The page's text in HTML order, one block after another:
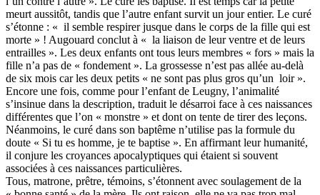
meurt aussitôt, tandis que l’autre enfant survit un jour entier. Le curé
s’étonne : « il semble respirer jusque dans le corps de la fille qui est
morte » ! Augouard conclut à « la liaison de leur ventre et de leurs
entrailles ». Les deux enfants ont tous leurs membres « fors » mais la
fille n’a pas de « fondement ». La grossesse n’est pas allée au-delà
de six mois car les deux petits « ne sont pas plus gros qu’un loir ».
Encore une fois, comme pour l’enfant de Leugny, l’animalité
s’insinue dans la description, traduit le désarroi face à ces naissances
différentes que l’on « monstre » et dont on tente de tirer des leçons.
Néanmoins, le curé dans son baptême n’utilise pas la formule du
doute « Si tu es homme, je te baptise ». En affirmant leur humanité,
il conjure les croyances apocalyptiques qui étaient si souvent
associées à ces naissances particulières.
Tous, matrone, prêtre, témoins, s’étonnent avec soulagement de la